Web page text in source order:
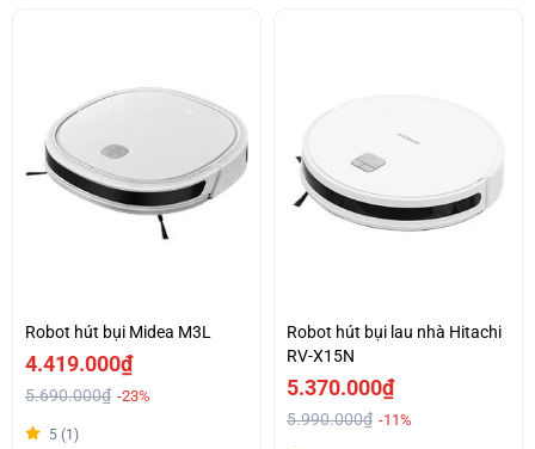
Robot hút bụi Midea M3L
4.419.000₫
5.690.000₫ -23%
5 (1)
Robot hút bụi lau nhà Hitachi
RV-X15N
5.370.000₫
5.990.000₫ -11%